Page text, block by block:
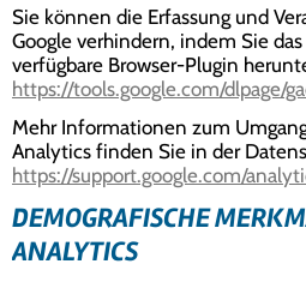
Sie können die Erfassung und
Google verhindern, indem Sie
verfügbare Browser-Plugin
https://tools.google.com/dlpage/
Mehr Informationen zum
Analytics finden Sie in der
https://support.google.com/
DEMOGRAFISCHE
ANALYTICS